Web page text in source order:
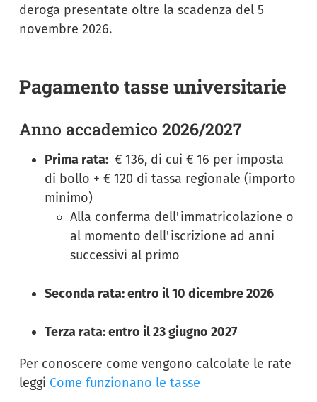
deroga presentate oltre la scadenza del 5
novembre 2026.
Pagamento tasse universitarie
Anno accademico 2026/2027
Prima rata: € 136, di cui € 16 per imposta
di bollo + € 120 di tassa regionale (importo
minimo)
Alla conferma dell'immatricolazione o
al momento dell'iscrizione ad anni
successivi al primo
Seconda rata: entro il 10 dicembre 2026
Terza rata: entro il 23 giugno 2027
Per conoscere come vengono calcolate le rate
leggi Come funzionano le tasse